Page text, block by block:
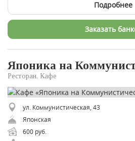
Подробнее
Заказать
Японика на
Ресторан, Кафе
ул. Коммунистическая, 43
Японская
600 руб.